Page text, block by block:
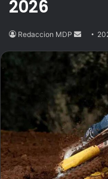
2026
Redaccion MDP
Send
email